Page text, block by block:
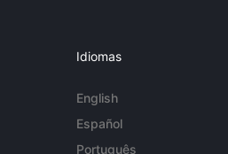
Idiomas
English
Español
Português